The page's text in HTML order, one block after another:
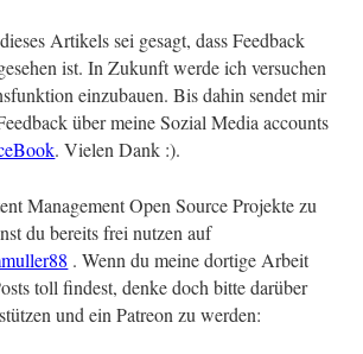
Artikels sei gesagt, dass Feedback
ist. In Zukunft werde ich versuchen
einzubauen. Bis dahin sendet mir
über meine Sozial Media accounts
. Vielen Dank :).
Management Open Source Projekte zu
du bereits frei nutzen auf
. Wenn du meine dortige Arbeit
toll findest, denke doch bitte darüber
und ein Patreon zu werden: